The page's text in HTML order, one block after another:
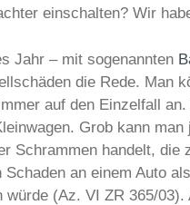
einschalten? Wir
Jahr – mit sogenannten
die Rede. Man
auf den Einzelfall
Grob kann
Schrammen handelt,
an einem Auto
(Az. VI ZR 365/